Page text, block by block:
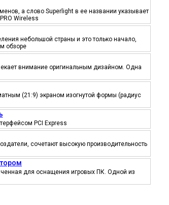
а слово Superlight в ее названии указывает
Wireless
небольшой страны и это только начало,
обзоре
внимание оригинальным дизайном. Одна
(21:9) экраном изогнутой формы (радиус
PCI Express
сочетают высокую производительность
для оснащения игровых ПК. Одной из